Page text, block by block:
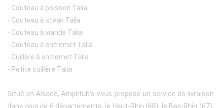
- Couteau à poisson Talia
- Couteau à steak Talia
- Couteau à viande Talia
- Couteau à entremet Talia
- Cuillère à entremet Talia
- Petite cuillère Talia
Situé en Alsace, Amplitub’s vous propose un service de livraison
dans plus de 6 départements, le Haut-Rhin (68), le Bas-Rhin (67),